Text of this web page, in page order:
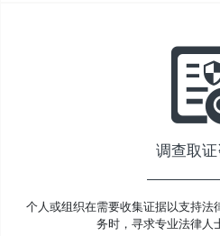
调查取
个人或组织在需要收集证据以支持
务时，寻求专业法律人